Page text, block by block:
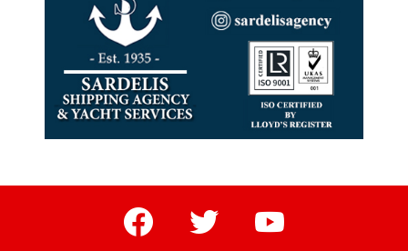
facebook twitter youtube